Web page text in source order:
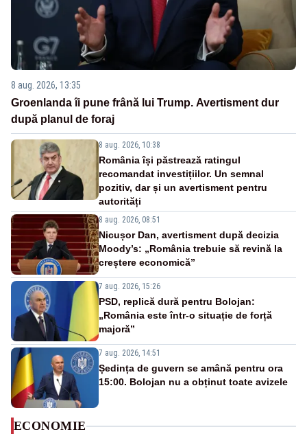
8 aug. 2026, 13:35
Groenlanda îi pune frână lui Trump. Avertisment dur
după planul de foraj
8 aug. 2026, 10:38
România își păstrează ratingul
recomandat investițiilor. Un semnal
pozitiv, dar și un avertisment pentru
autorități
8 aug. 2026, 08:51
Nicușor Dan, avertisment după decizia
Moody’s: „România trebuie să revină la
creștere economică”
7 aug. 2026, 15:26
PSD, replică dură pentru Bolojan:
„România este într-o situație de forță
majoră”
7 aug. 2026, 14:51
Ședința de guvern se amână pentru ora
15:00. Bolojan nu a obținut toate avizele
ECONOMIE